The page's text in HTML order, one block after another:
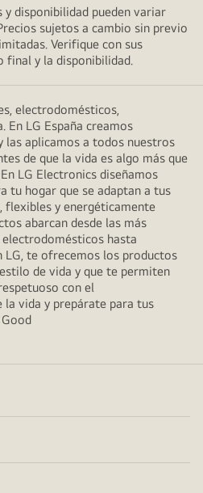
disponibilidad pueden variar
sujetos a cambio sin previo
Verifique con sus
final y la disponibilidad.
electrodomésticos,
LG España creamos
las aplicamos a todos nuestros
de que la vida es algo más que
LG Electronics diseñamos
tu hogar que se adaptan a tus
flexibles y energéticamente
abarcan desde las más
hasta
te ofrecemos los productos
de vida y que te permiten
con el
vida y prepárate para tus